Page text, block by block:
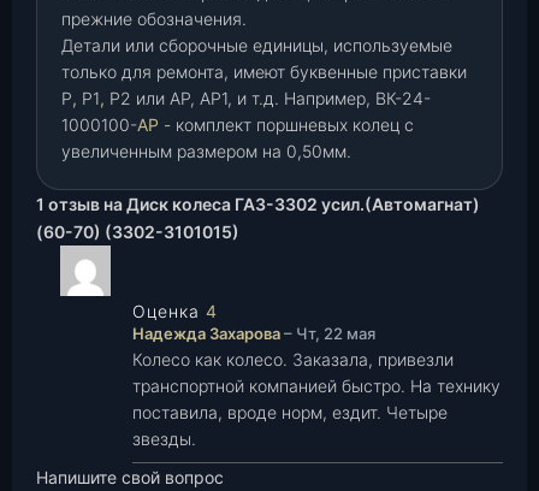
прежние обозначения.
Детали или сборочные единицы, используемые
только для ремонта, имеют буквенные приставки
Р, Р1, Р2 или АР, АР1, и т.д. Например, ВК-24-
1000100-АР - комплект поршневых колец с
увеличенным размером на 0,50мм.
1 отзыв наДиск колеса ГАЗ-3302 усил.(Автомагнат)
(60-70) (3302-3101015)
Оценка 4
из 5
Надежда Захарова– Чт, 22 мая
Колесо как колесо. Заказала, привезли
транспортной компанией быстро. На технику
поставила, вроде норм, ездит. Четыре
звезды.
Напишите свой вопрос